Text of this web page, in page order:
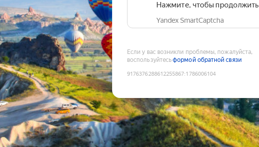
Нажмите, чтобы продолжить
Yandex SmartCaptcha
Если у вас возникли проблемы, пожалуйста,
воспользуйтесьформой обратной связи
9176376288612255867:1786006104